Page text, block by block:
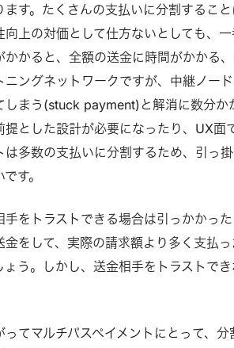
ます。たくさんの支払いに分割するこ
向上の対価として仕方ないとしても、
かかると、全額の送金に時間がかかる
ニングネットワークですが、中継ノー
しまう(stuck payment)と解消に数分か
提とした設計が必要になったり、UX面
は多数の支払いに分割するため、引っ
す。
手をトラストできる場合は引っかかっ
金をして、実際の請求額より多く支払
ょう。しかし、送金相手をトラストで
ってマルチパスペイメントにとって、